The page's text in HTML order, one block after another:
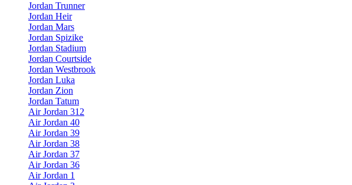
Jordan Trunner
Jordan Heir
Jordan Mars
Jordan Spizike
Jordan Stadium
Jordan Courtside
Jordan Westbrook
Jordan Luka
Jordan Zion
Jordan Tatum
Air Jordan 312
Air Jordan 40
Air Jordan 39
Air Jordan 38
Air Jordan 37
Air Jordan 36
Air Jordan 1